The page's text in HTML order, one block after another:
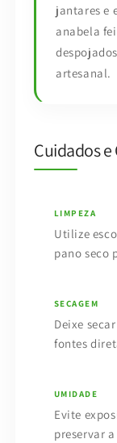
jantares e
anabela
artesanal.
Cuidados
LIMPEZA
Utilize
pano seco
SECAGEM
Deixe
fontes
UMIDADE
Evite
preservar